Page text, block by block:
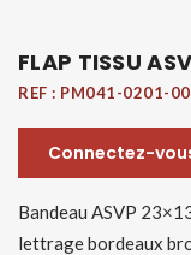
FLAP TISSU
REF : PM041-0201-
Connectez-
Bandeau ASVP
lettrage bordeaux